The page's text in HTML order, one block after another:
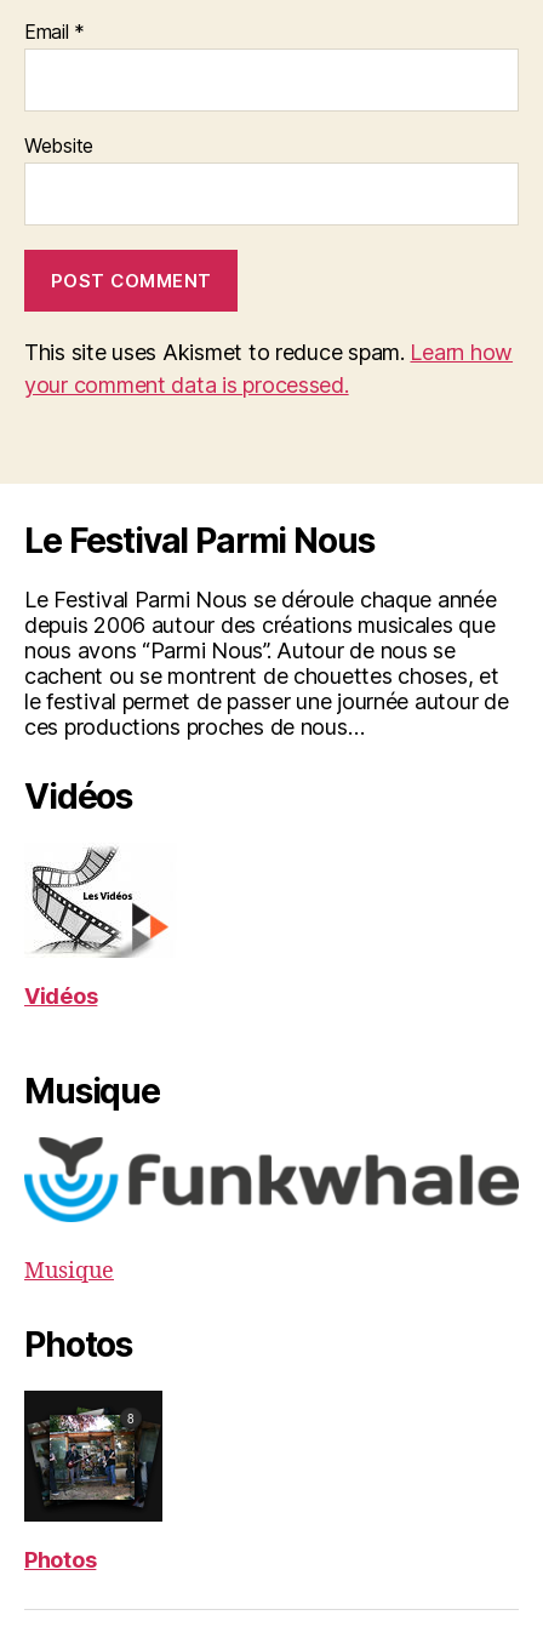
Email *
Website
This site uses Akismet to reduce spam. Learn how
your comment data is processed.
Le Festival Parmi Nous
Le Festival Parmi Nous se déroule chaque année
depuis 2006 autour des créations musicales que
nous avons “Parmi Nous”. Autour de nous se
cachent ou se montrent de chouettes choses, et
le festival permet de passer une journée autour de
ces productions proches de nous…
Vidéos
Vidéos
Musique
Musique
Photos
Photos